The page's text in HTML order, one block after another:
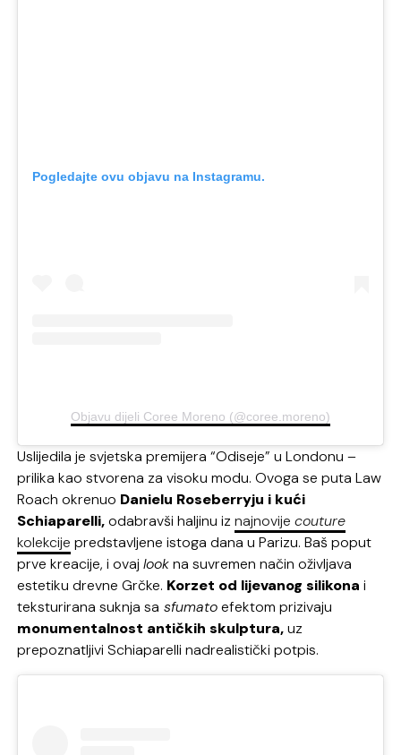
Pogledajte ovu objavu na Instagramu.
Objavu dijeli Coree Moreno (@coree.moreno)
Uslijedila je svjetska premijera “Odiseje” u Londonu –
prilika kao stvorena za visoku modu. Ovoga se puta Law
Roach okrenuo Danielu Roseberryju i kući
Schiaparelli,odabravši haljinu iznajnovijecouture
kolekcije predstavljene istoga dana u Parizu. Baš poput
prve kreacije, i ovajlookna suvremen način oživljava
estetiku drevne Grčke. Korzet od lijevanog silikona i
teksturirana suknja sa sfumatoefektom prizivaju
monumentalnost antičkih skulptura,uz
prepoznatljivi Schiaparelli nadrealistički potpis.